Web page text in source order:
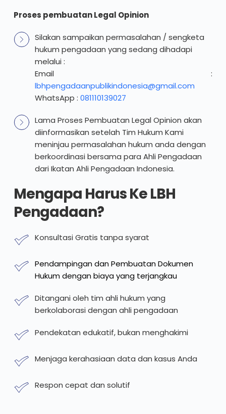
Proses pembuatan Legal Opinion
Silakan sampaikan permasalahan / sengketa
hukum pengadaan yang sedang dihadapi
melalui :
lbhpengadaanpublikindonesia@gmail.com
WhatsApp : 081110139027
Lama Proses Pembuatan Legal Opinion akan
diinformasikan setelah Tim Hukum Kami
meninjau permasalahan hukum anda dengan
berkoordinasi bersama para Ahli Pengadaan
dari Ikatan Ahli Pengadaan Indonesia.
Mengapa Harus Ke LBH
Pengadaan?
Konsultasi Gratis tanpa syarat
Pendampingan dan Pembuatan Dokumen
Hukum dengan biaya yang terjangkau
Ditangani oleh tim ahli hukum yang
berkolaborasi dengan ahli pengadaan
Pendekatan edukatif, bukan menghakimi
Menjaga kerahasiaan data dan kasus Anda
Respon cepat dan solutif